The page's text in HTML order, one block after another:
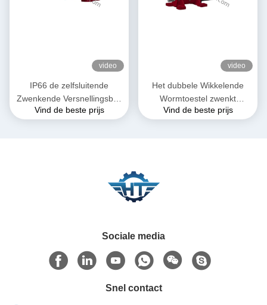
video
IP66 de zelfsluitende
Zwenkende Versnellingsbak
van het
Vind de beste prijs
video
Het dubbele Wikkelende
Wormtoestel zwenkt
Aandrijving voor
Vind de beste prijs
Sociale media
Snel contact